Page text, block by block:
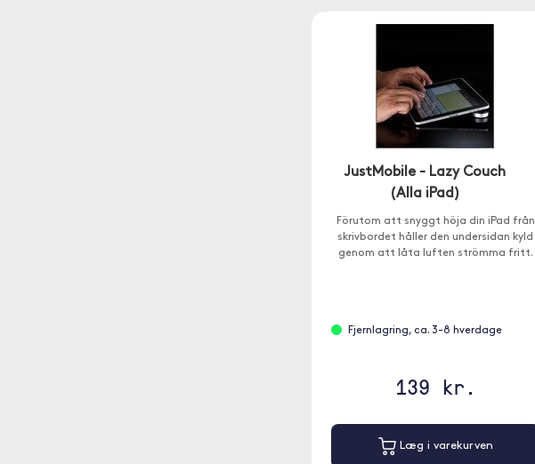
JustMobile - Lazy Couch
(Alla iPad)
Förutom att snyggt höja din iPad från
skrivbordet håller den undersidan kyld
genom att låta luften strömma fritt.
Fjernlagring, ca. 3-8 hverdage
139 kr.
Læg i varekurven